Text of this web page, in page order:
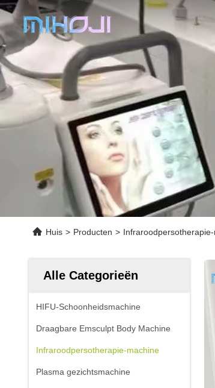
Huis > Producten >
Alle Categorieën
HIFU-Schoonheidsmachine
Draagbare Emsculpt Body Machine
Infraroodpersotherapie-machine
Plasma gezichtsmachine